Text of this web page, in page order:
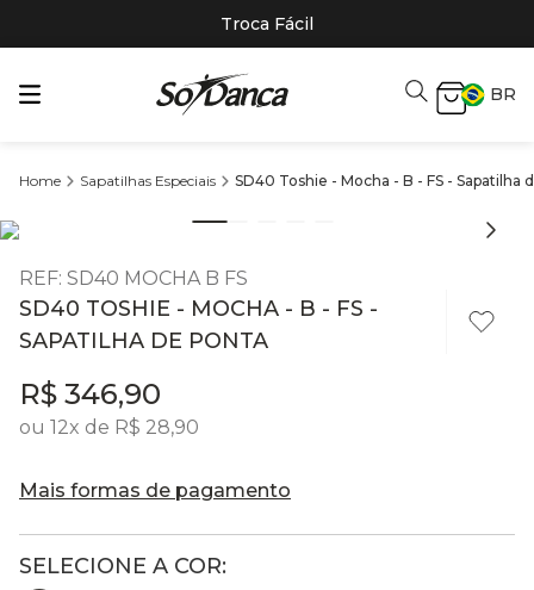
Troca Fácil
BR
Sapatilhas Especiais SD40 Toshie - Mocha - B - FS - Sapatilha
REF: SD40 MOCHA B FS
SD40 TOSHIE - MOCHA - B - FS -
SAPATILHA DE PONTA
R$ 346,90
ou 12x de R$ 28,90
Mais formas de pagamento